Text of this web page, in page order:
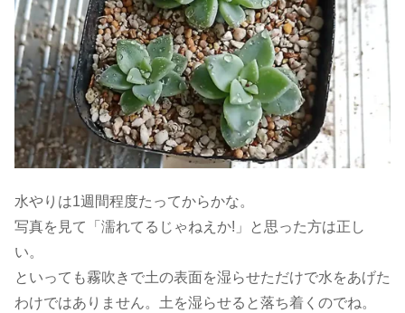
水やりは1週間程度たってからかな。
写真を見て「濡れてるじゃねえか!」と思った方は正し
い。
といっても霧吹きで土の表面を湿らせただけで水をあげた
わけではありません。土を湿らせると落ち着くのでね。